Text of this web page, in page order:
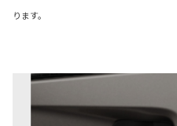
ります。